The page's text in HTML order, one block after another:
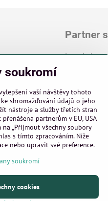
Partner
Jsme
kosmetické
www.phyto-
Obchodní
©
soukromí
vaší návštěvy tohoto
shromažďování údajů o jeho
nástroje a služby třetích stran
partnerům v EU, USA
„Přijmout všechny soubory
s tímto zpracováním. Níže
nebo upravit své preference.
soukromí
cookies